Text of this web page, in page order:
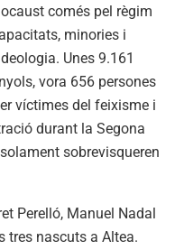
comés pel règim
minories i
Unes 9.161
vora 656 persones
víctimes del feixisme i
durant la Segona
sobrevisqueren
Perelló, Manuel Nadal
tres nascuts a Altea.